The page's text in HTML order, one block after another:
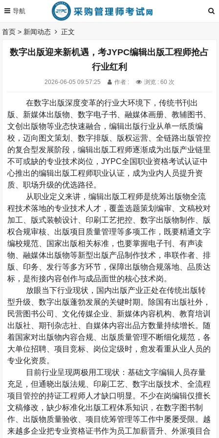
首页 > 新闻动态 正文
数字出版迎来新机遇，考JYPC编辑出版工程师抢占
行业红利
2026-06-05 09:57:25 作者 : 浏览 : 60 次
在数字出版深度变革的行业大环境下，传统书刊出
版、新媒体出版物、数字电子书、融媒体画册、教辅图书、
文创出版物等业态快速融合，编辑出版行业从单一纸质编
校，迈向图文策划、数字排版、版权运营、全链路出版管控
的复合型发展阶段，编辑出版工程师逐渐成为出版产业链里
不可或缺的专业技术岗位，JYPC全国职业资格考试认证中
心推出的编辑出版工程师职业认证，成为业内人员提升资
质、职场升级的优选路径。
从职业定义来讲，编辑出版工程师是统筹出版物全流
程技术落地的专业技术人才，覆盖选题策划编审、文稿校对
加工、版式装帧设计、印刷工艺把控、数字出版物制作、版
权合规审核、出版项目质量管理等多项工作，既要精通文字
编校规范、国家出版相关标准，也要掌握电子刊、有声读
物、融媒体出版物等新型出版产品制作技术，串联作者、排
版、印务、发行等多方环节，保障出版物合规落地、品质达
标，是衔接内容创作与成品面世的核心技术岗。
放眼当下行业现状，国内出版产业正处在传统出版转
型升级、数字出版蓬勃发展的关键时期。除国有出版社外，
民营图书公司、文化传媒企业、新媒体内容机构、教育培训
出版社、期刊杂志社、自媒体内容出品方数量持续增长。随
着国家对出版物内容合规、出版质量管理不断细化规范，各
大单位招聘、项目竞标、岗位定级时，愈发看重从业人员的
专业化资质。
目前行业呈现两极用工现状：基础文字编辑人员存量
充足，但通晓出版法规、印刷工艺、数字出版技术、全流程
项目管控的持证工程师人才缺口明显。不少在岗编辑仅擅长
文稿修改，缺少标准化出版工程体系知识，在数字图书制
作、出版物质量验收、项目统筹管理等工作中屡屡受限。越
来越多企业把专业资格证书作为员工加薪晋升、外派项目合